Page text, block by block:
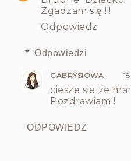
Zgadzam się !!!
Odpowiedz
Odpowiedzi
GABRYSIOWA
ciesze sie ze
Pozdrawiam !
ODPOWIEDZ